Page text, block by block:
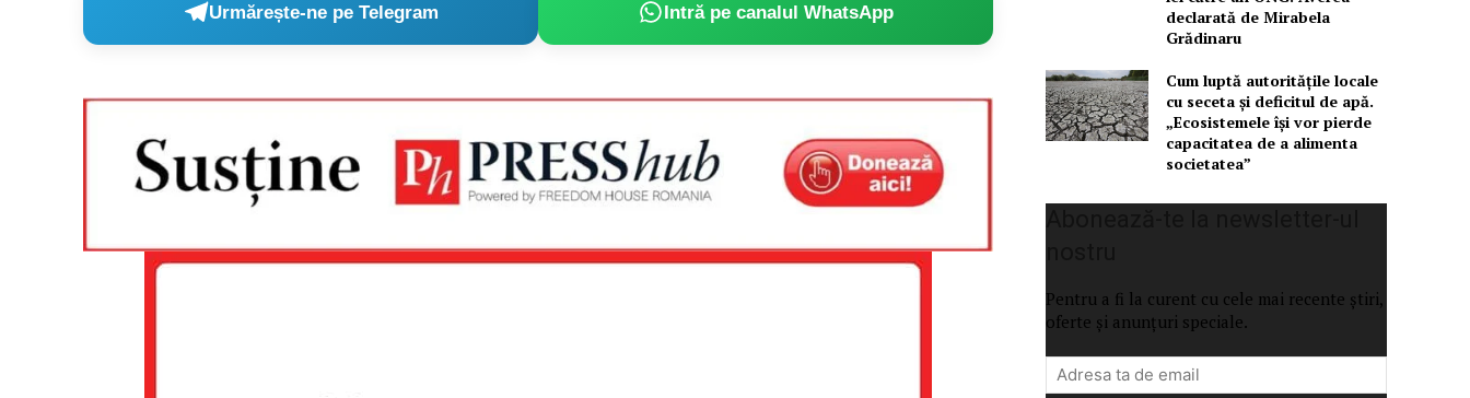
Un proiect
FREEDOM HOUSE
Urmărește-ne pe Telegram Intră pe canalul WhatsApp
declarată de Mirabela
Grădinaru
Cum luptă autoritățile locale
cu seceta și deficitul de apă.
„Ecosistemele își vor pierde
capacitatea de a alimenta
societatea”
Pentru a fi la curent cu cele mai recente știri,
oferte și anunțuri speciale.